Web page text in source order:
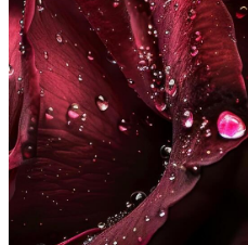
SVGs
Plantillas
Vectores
Videos
Gráficos en Movimiento
Imágenes Editoriales
Eventos Editoriales